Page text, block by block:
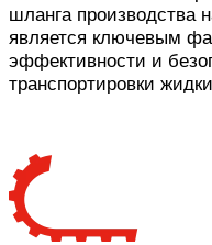
шланга производства
является ключевым
эффективности и
транспортировки